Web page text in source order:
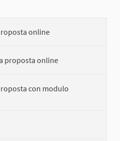
online
proposta online
con modulo